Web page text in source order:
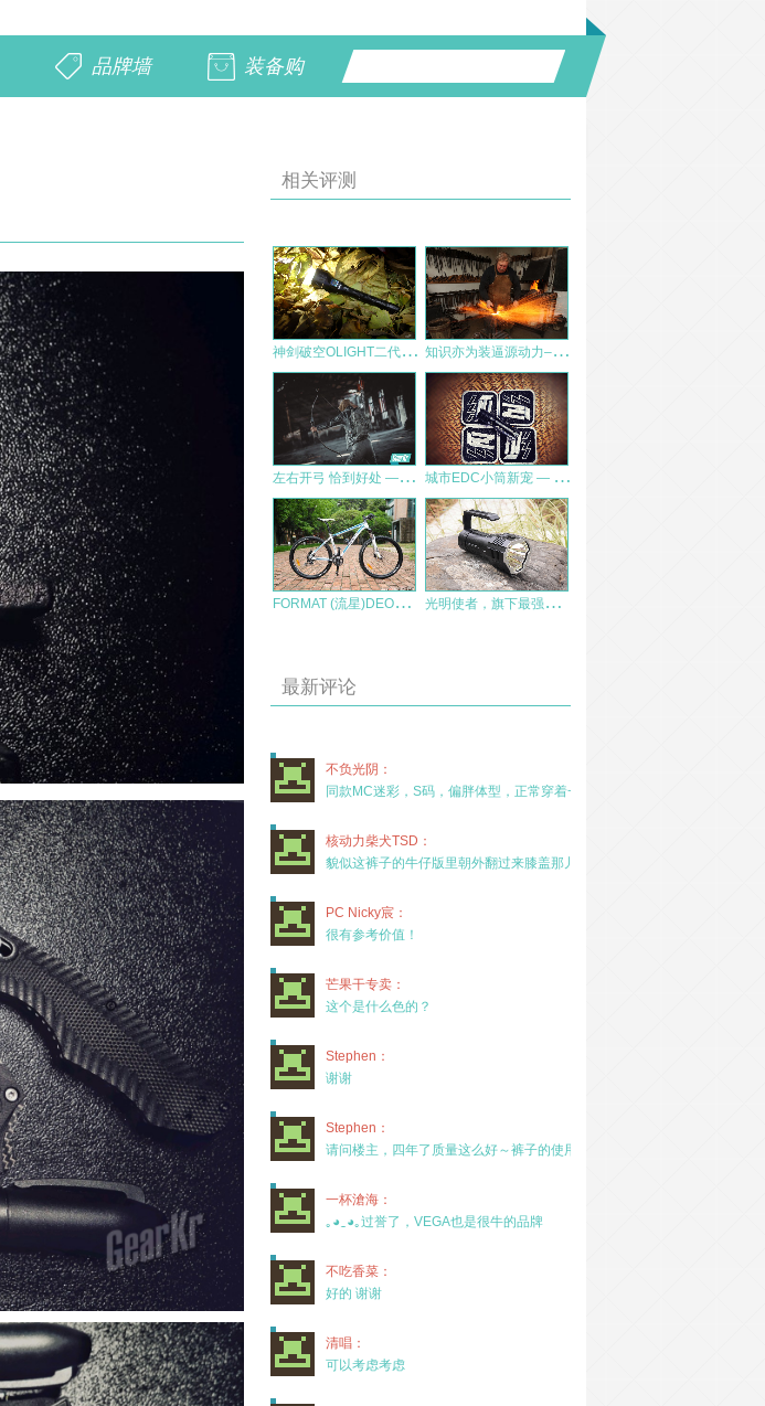
品牌墙 装备购
相关评测
神
剑破空OLIGHT二代神剑Javelot Pro2评测 知
识亦为装逼源动力–献给刀具控们的福利
左
右开弓 恰到好处 ——麦格霍斯左手版弓箭手（0467）评测 城
市EDC小筒新宠 — 纳丽德K21
F
ORMAT (流星)DEORE24速三拓油XCM 山地车自行车 测评报告 光
明使者，旗下最强！菲尼克斯Fenix LR60R智能屏机械调光手电体验
最新评论
不负光阴：
同款MC迷彩，S码，偏胖体型，正常穿着一年半，没
核动力柴犬TSD：
貌似这裤子的牛仔版里朝外翻过来膝盖那儿有放护膝的
PC Nicky宸：
很有参考价值！
芒果干专卖：
这个是什么色的？
Stephen：
谢谢
Stephen：
请问楼主，四年了质量这么好～裤子的使用率高吗？
一杯滄海：
｡◕‿◕｡过誉了，VEGA也是很牛的品牌
不吃香菜：
好的 谢谢
清唱：
可以考虑考虑